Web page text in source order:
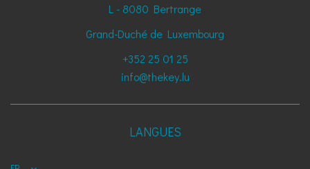
L - 8080 Bertrange
Grand-Duché de Luxembourg
+352 25 01 25
info@thekey.lu
LANGUES